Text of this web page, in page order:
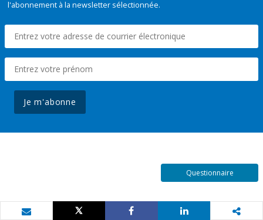
l'abonnement à la newsletter sélectionnée.
Je m'abonne
Questionnaire